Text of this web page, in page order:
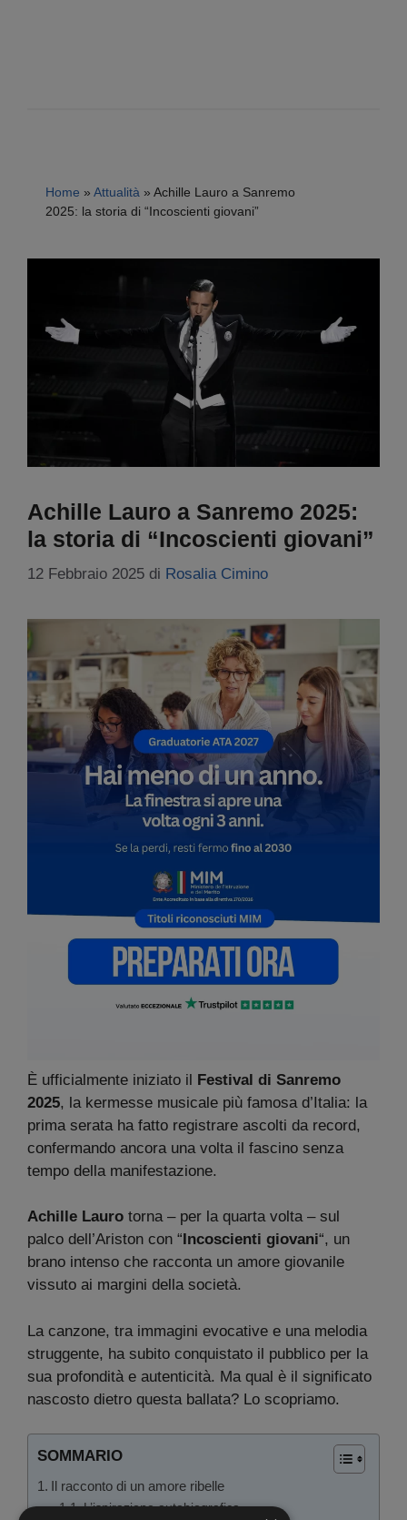
Home » Attualità » Achille Lauro a Sanremo
2025: la storia di “Incoscienti giovani”
Achille Lauro a Sanremo 2025:
la storia di “Incoscienti giovani”
12 Febbraio 2025 di Rosalia Cimino
È ufficialmente iniziato il Festival di Sanremo
2025, la kermesse musicale più famosa d’Italia: la
prima serata ha fatto registrare ascolti da record,
confermando ancora una volta il fascino senza
tempo della manifestazione.
Achille Lauro torna – per la quarta volta – sul
palco dell’Ariston con “Incoscienti giovani“, un
brano intenso che racconta un amore giovanile
vissuto ai margini della società.
La canzone, tra immagini evocative e una melodia
struggente, ha subito conquistato il pubblico per la
sua profondità e autenticità. Ma qual è il significato
nascosto dietro questa ballata? Lo scopriamo.
SOMMARIO
Il racconto di un amore ribelle
L’ispirazione autobiografica